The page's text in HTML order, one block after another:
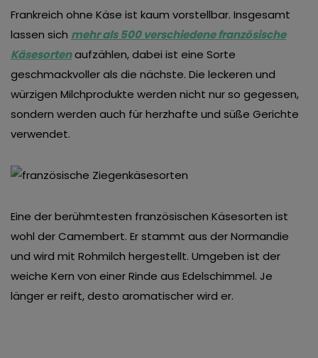
Frankreich ohne Käse ist kaum vorstellbar. Insgesamt
lassen sich mehr als 500 verschiedene französische
Käsesortenaufzählen, dabei ist eine Sorte
geschmackvoller als die nächste. Die leckeren und
würzigen Milchprodukte werden nicht nur so gegessen,
sondern werden auch für herzhafte und süße Gerichte
verwendet.
Eine der berühmtesten französischen Käsesorten ist
wohl der Camembert. Er stammt aus der Normandie
und wird mit Rohmilch hergestellt. Umgeben ist der
weiche Kern von einer Rinde aus Edelschimmel. Je
länger er reift, desto aromatischer wird er.